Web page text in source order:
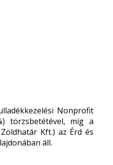
Nonprofit
törzsbetétével, míg a
Kft.) az Érd és
áll.